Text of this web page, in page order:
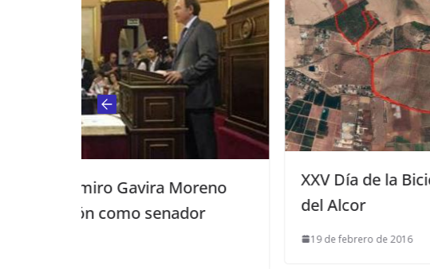
XXV Día de la Bicicleta de Mairena
del Alcor